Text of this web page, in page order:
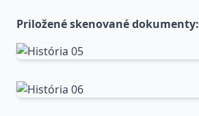
Priložené skenované dokumenty: